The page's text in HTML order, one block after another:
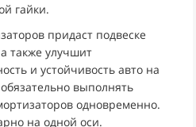
гайки.
придаст подвеске
также улучшит
и устойчивость авто на
выполнять
одновременно.
на одной оси.